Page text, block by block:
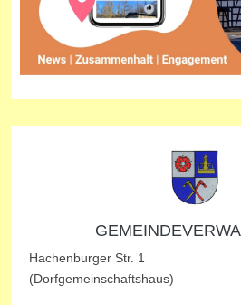
Hachenburger Str. 1
(Dorfgemeinschaftshaus)